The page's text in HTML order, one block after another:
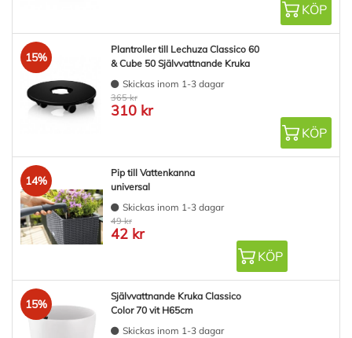
KÖP
15%
Plantroller till Lechuza Classico 60
& Cube 50 Självvattnande Kruka
Skickas inom 1-3 dagar
365 kr
310 kr
KÖP
14%
Pip till Vattenkanna
universal
Skickas inom 1-3 dagar
49 kr
42 kr
KÖP
15%
Självvattnande Kruka Classico
Color 70 vit H65cm
Skickas inom 1-3 dagar